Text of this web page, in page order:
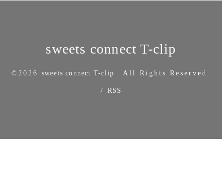
sweets connect T-clip
©2026 sweets connect T-clip . All Rights Reserved.
/ RSS